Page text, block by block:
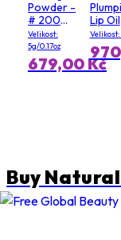
Powder -
# 200
Soft Pink
Velikost:
5g/0.17oz
679,00 Kč
Lip Oil
Gloss
3
Buy Natural